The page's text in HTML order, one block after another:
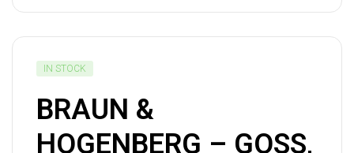
IN STOCK
BRAUN &
HOGENBERG – GOSS,